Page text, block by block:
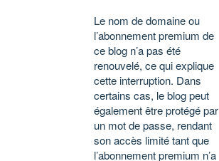
Le nom de domaine ou
l’abonnement premium de
ce blog n’a pas été
renouvelé, ce qui explique
cette interruption. Dans
certains cas, le blog peut
également être protégé par
un mot de passe, rendant
son accès limité tant que
l’abonnement premium n’a